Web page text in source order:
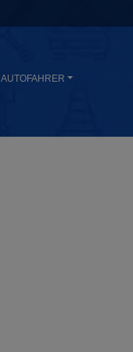
AUTOFAHRER